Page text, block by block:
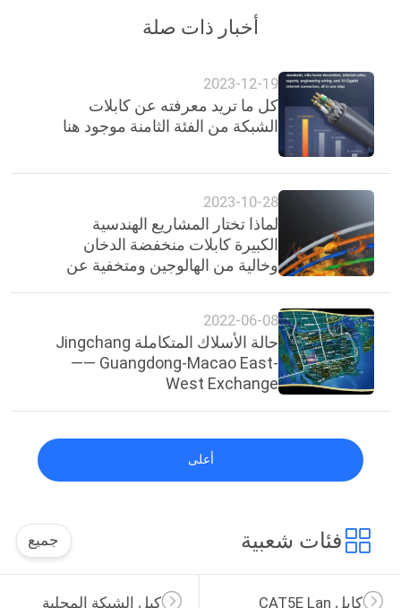
أخبار ذات صلة
2023-12-19
كل ما تريد معرفته عن كابلات
الشبكة من الفئة الثامنة موجود هنا
2023-10-28
لماذا تختار المشاريع الهندسية
الكبيرة كابلات منخفضة الدخان
وخالية من الهالوجين ومتخفية عن
2022-06-08
حالة الأسلاك المتكاملة Jingchang
—— Guangdong-Macao East-
West Exchange
أعلى
فئات شعبية جميع
كبل الشبكة المحلية كابل CAT5E Lan